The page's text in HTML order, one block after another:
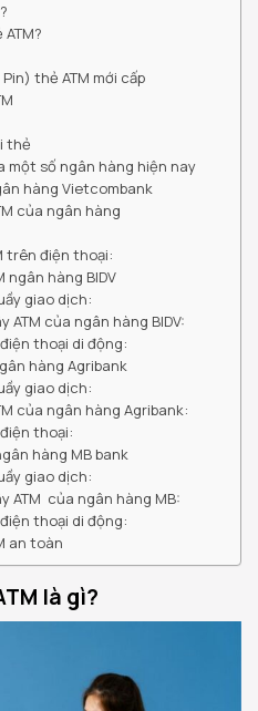
thẻ ATM mới cấp
thẻ
một số ngân hàng hiện nay
hàng Vietcombank
của ngân hàng
trên điện thoại:
ngân hàng BIDV
giao dịch:
của ngân hàng BIDV:
thoại di động:
hàng Agribank
giao dịch:
của ngân hàng Agribank:
thoại:
hàng MB bank
giao dịch:
ATM của ngân hàng MB:
thoại di động:
an toàn
là gì?